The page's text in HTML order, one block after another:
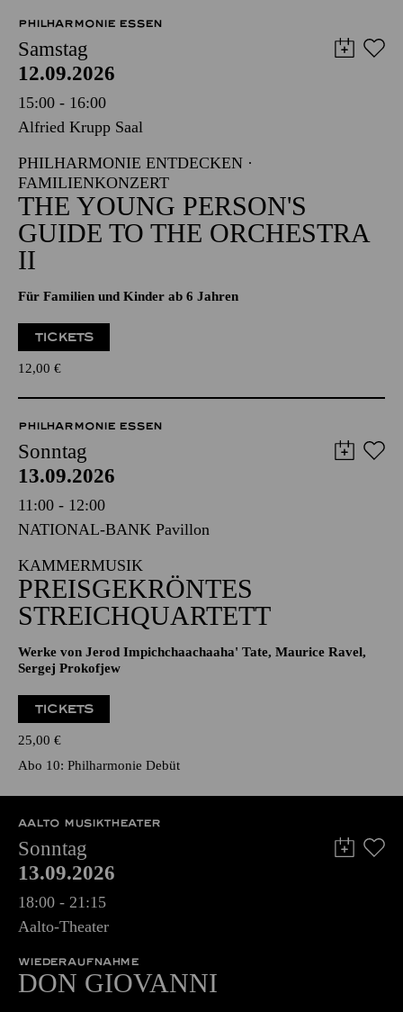
PHILHARMONIE ESSEN
Samstag
12.09.2026
15:00 - 16:00
Alfried Krupp Saal
PHILHARMONIE ENTDECKEN ·
FAMILIENKONZERT
THE YOUNG PERSON'S
GUIDE TO THE ORCHESTRA
II
Für Familien und Kinder ab 6 Jahren
TICKETS
12,00 €
PHILHARMONIE ESSEN
Sonntag
13.09.2026
11:00 - 12:00
NATIONAL-BANK Pavillon
KAMMERMUSIK
PREISGEKRÖNTES
STREICHQUARTETT
Werke von Jerod Impichchaachaaha' Tate, Maurice Ravel,
Sergej Prokofjew
TICKETS
25,00 €
Abo 10: Philharmonie Debüt
AALTO MUSIKTHEATER
Sonntag
13.09.2026
18:00 - 21:15
Aalto-Theater
WIEDERAUFNAHME
DON GIO­VANNI